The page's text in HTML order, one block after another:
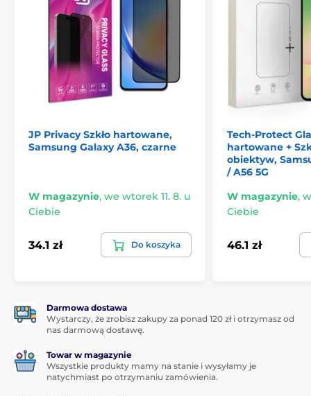
Szkło zostało wielokrotnie przetestowane i przetrwa
upadek kulki 132g z wysokości 2 metrów przy więcej
niż 3 próbach , co dowodzi jego ekstremalnej
wytrzymałości.
Bez względu na to, co czeka Twój telefon,
Privacy extra wytrzymałe szkło hartowane
gotowe stawić czoła wszystkim wyzwaniom i chronić
Wybierz JP Titan Privacy i zapewnij swojemu
telefonowi ochronę, na jaką zasługuje!
JP Privacy Szkło hartowane,
Samsung Galaxy A36, czarne
W magazynie, we wtorek 11. 8. u
Ciebie
34.1 zł Do koszyka
Tech-Protect
hartowane +
obiektyw,
/ A56 5G
W magazynie,
Ciebie
46.1 zł
Darmowa dostawa
Wystarczy, że zrobisz zakupy za ponad 120 zł i otrzymasz od
nas darmową dostawę.
Towar w magazynie
Wszystkie produkty mamy na stanie i wysyłamy je
natychmiast po otrzymaniu zamówienia.